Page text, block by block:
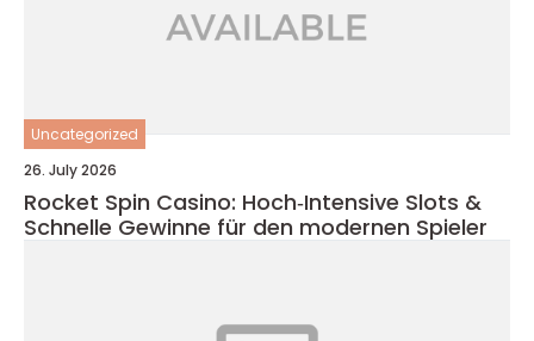
Uncategorized
26. July 2026
Rocket Spin Casino: Hoch‑Intensive Slots &
Schnelle Gewinne für den modernen Spieler